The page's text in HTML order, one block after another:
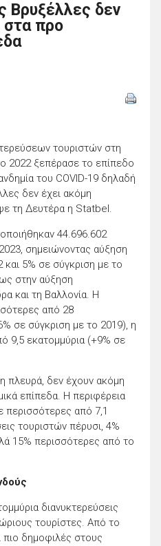
Βρυξέλλες δεν
στα προ
τουριστών στη
2022 ξεπέρασε το επίπεδο
του COVID-19 δηλαδή
δεν έχει ακόμη
τη Δευτέρα η Statbel.
44.696.602
σημειώνοντας αύξηση
5% σε σύγκριση με το
στην αύξηση
και τη Βαλλονία. Η
από 28
σε σύγκριση με το 2019), η
9,5 εκατομμύρια (+9% σε
πλευρά, δεν έχουν ακόμη
επίπεδα. Η περιφέρεια
από 7,1
τουριστών πέρυσι, 4%
15% περισσότερες από το
διανυκτερεύσεις
τουρίστες. Από το
πιο δημοφιλές στους